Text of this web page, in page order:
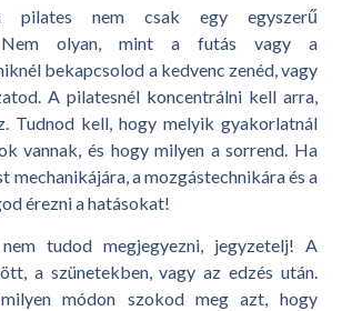
nem csak egy egyszerű
Nem olyan, mint a futás vagy a
bekapcsolod a kedvenc zenéd, vagy
A pilatesnél koncentrálni kell arra,
Tudnod kell, hogy melyik gyakorlatnál
vannak, és hogy milyen a sorrend. Ha
mechanikájára, a mozgástechnikára és a
érezni a hatásokat!
tudod megjegyezni, jegyzetelj! A
a szünetekben, vagy az edzés után.
módon szokod meg azt, hogy